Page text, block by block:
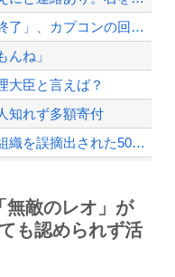
【配信者】「金バエ」のSNS更新が1週間途絶え、様々な憶測が飛び交う。1週間ぶり...
Powered by livedoor 相互RSS
論争になった「ディスク販売終了」、カプコンの回答と衝撃の詳細がコチラ・・・「え？...
ね」
大臣と言えば？
知れず多額寄付
【衝撃】京大病院で正常な脳組織を誤摘出された50代女性、手足も動かせず自発呼吸も...
無事かわいくなる
【動画】これはお見事。中国重慶市で珍しい事故が撮影される。
無敵のレオ」が
も認められず活